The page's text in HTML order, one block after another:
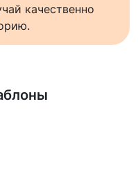
качественно